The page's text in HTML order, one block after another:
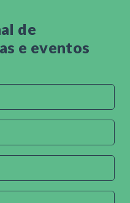
de
e eventos